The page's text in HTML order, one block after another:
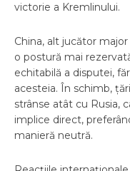
victorie a Kremlinului.
China, alt jucător
o postură mai
echitabilă a disputei,
acesteia. În schimb,
strânse atât cu Rusia,
implice direct,
manieră neutră.